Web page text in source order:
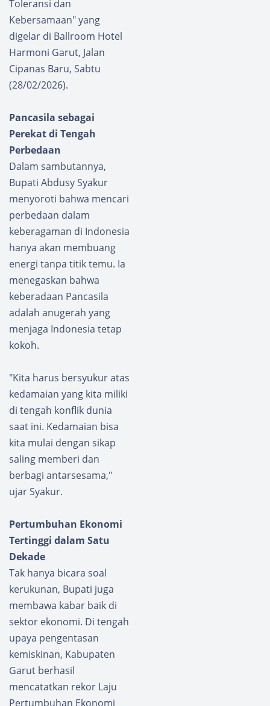
Toleransi dan
Kebersamaan" yang
digelar di Ballroom Hotel
Harmoni Garut, Jalan
Cipanas Baru, Sabtu
(28/02/2026).
Pancasila sebagai
Perekat di Tengah
Perbedaan
Dalam sambutannya,
Bupati Abdusy Syakur
menyoroti bahwa mencari
perbedaan dalam
keberagaman di Indonesia
hanya akan membuang
energi tanpa titik temu. Ia
menegaskan bahwa
keberadaan Pancasila
adalah anugerah yang
menjaga Indonesia tetap
kokoh.
"Kita harus bersyukur atas
kedamaian yang kita miliki
di tengah konflik dunia
saat ini. Kedamaian bisa
kita mulai dengan sikap
saling memberi dan
berbagi antarsesama,"
ujar Syakur.
Pertumbuhan Ekonomi
Tertinggi dalam Satu
Dekade
Tak hanya bicara soal
kerukunan, Bupati juga
membawa kabar baik di
sektor ekonomi. Di tengah
upaya pengentasan
kemiskinan, Kabupaten
Garut berhasil
mencatatkan rekor Laju
Pertumbuhan Ekonomi